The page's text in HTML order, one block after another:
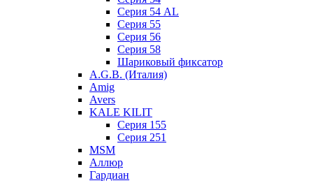
Серия 54 AL
Серия 55
Серия 56
Серия 58
Шариковый фиксатор
A.G.B. (Италия)
Amig
Avers
KALE KILIT
Серия 155
Серия 251
MSM
Аллюр
Гардиан